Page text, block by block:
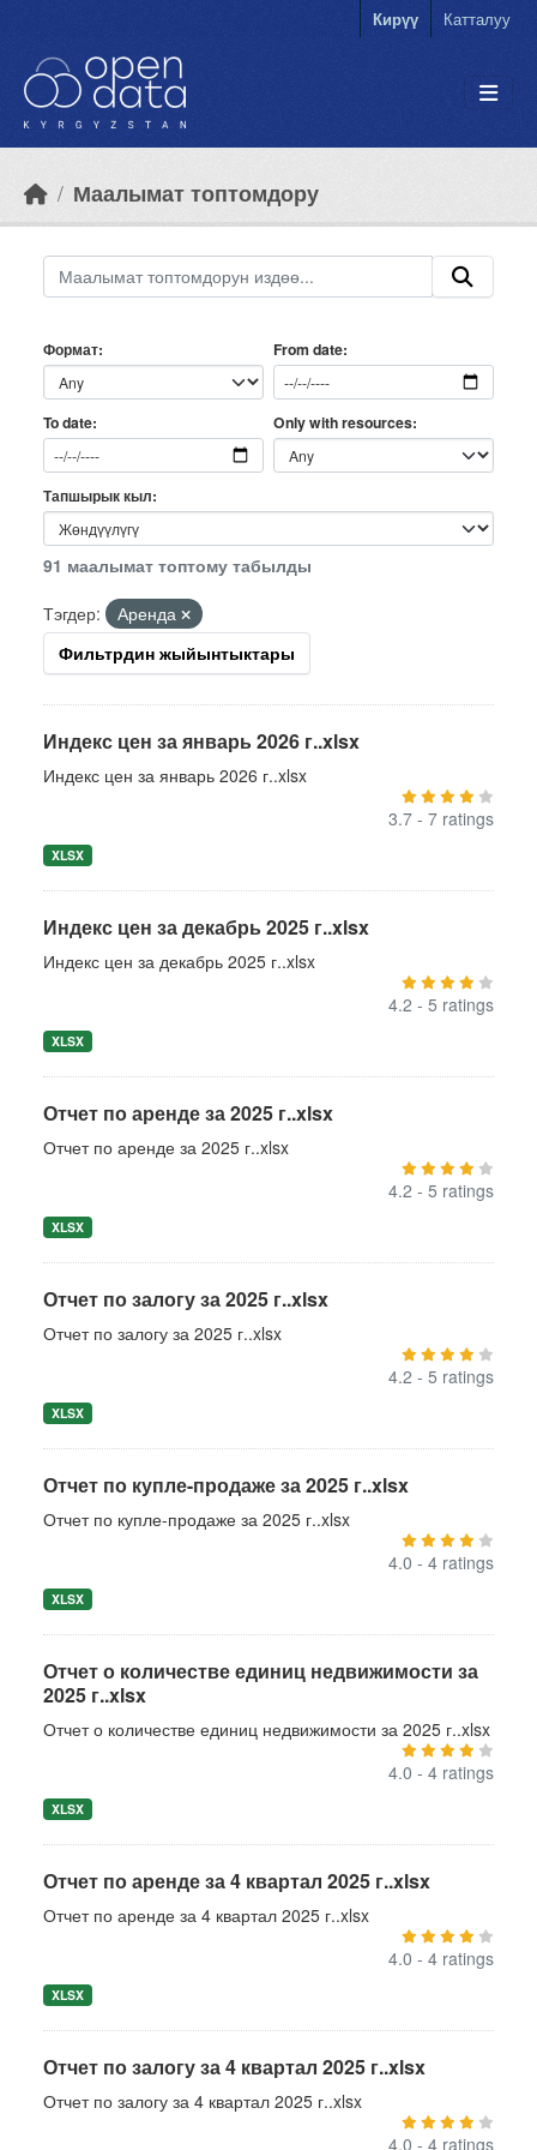
Кирүү Катталуу
Маалымат топтомдору
Формат From date
To date Only with resources
Тапшырык кыл
91 маалымат топтому табылды
Тэгдер:
Аренда
Фильтрдин жыйынтыктары
Индекс цен за январь 2026 г..xlsx
Индекс цен за январь 2026 г..xlsx
3.7 - 7 ratings
XLSX
Индекс цен за декабрь 2025 г..xlsx
Индекс цен за декабрь 2025 г..xlsx
4.2 - 5 ratings
XLSX
Отчет по аренде за 2025 г..xlsx
Отчет по аренде за 2025 г..xlsx
4.2 - 5 ratings
XLSX
Отчет по залогу за 2025 г..xlsx
Отчет по залогу за 2025 г..xlsx
4.2 - 5 ratings
XLSX
Отчет по купле-продаже за 2025 г..xlsx
Отчет по купле-продаже за 2025 г..xlsx
4.0 - 4 ratings
XLSX
Отчет о количестве единиц недвижимости за
2025 г..xlsx
Отчет о количестве единиц недвижимости за 2025 г..xlsx
4.0 - 4 ratings
XLSX
Отчет по аренде за 4 квартал 2025 г..xlsx
Отчет по аренде за 4 квартал 2025 г..xlsx
4.0 - 4 ratings
XLSX
Отчет по залогу за 4 квартал 2025 г..xlsx
Отчет по залогу за 4 квартал 2025 г..xlsx
4.0 - 4 ratings